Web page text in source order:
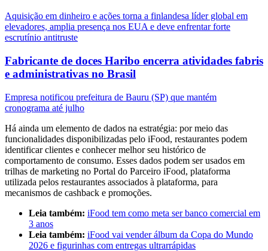
Aquisição em dinheiro e ações torna a finlandesa líder global em
elevadores, amplia presença nos EUA e deve enfrentar forte
escrutínio antitruste
Fabricante de doces Haribo encerra atividades fabris
e administrativas no Brasil
Empresa notificou prefeitura de Bauru (SP) que mantém
cronograma até julho
Há ainda um elemento de dados na estratégia: por meio das
funcionalidades disponibilizadas pelo iFood, restaurantes podem
identificar clientes e conhecer melhor seu histórico de
comportamento de consumo. Esses dados podem ser usados em
trilhas de marketing no Portal do Parceiro iFood, plataforma
utilizada pelos restaurantes associados à plataforma, para
mecanismos de cashback e promoções.
Leia também: iFood tem como meta ser banco comercial em
3 anos
Leia também: iFood vai vender álbum da Copa do Mundo
2026 e figurinhas com entregas ultrarrápidas